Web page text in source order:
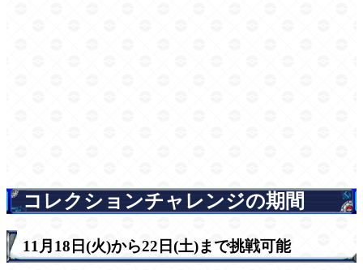
コレクションチャレンジの期間
11月18日(火)から22日(土)まで挑戦可能